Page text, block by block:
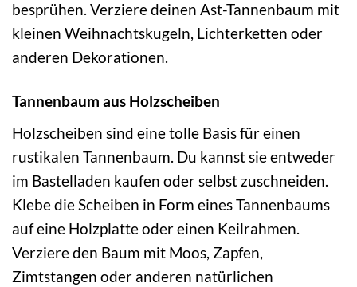
besprühen. Verziere deinen Ast-Tannenbaum mit
kleinen Weihnachtskugeln, Lichterketten oder
anderen Dekorationen.
Tannenbaum aus Holzscheiben
Holzscheiben sind eine tolle Basis für einen
rustikalen Tannenbaum. Du kannst sie entweder
im Bastelladen kaufen oder selbst zuschneiden.
Klebe die Scheiben in Form eines Tannenbaums
auf eine Holzplatte oder einen Keilrahmen.
Verziere den Baum mit Moos, Zapfen,
Zimtstangen oder anderen natürlichen